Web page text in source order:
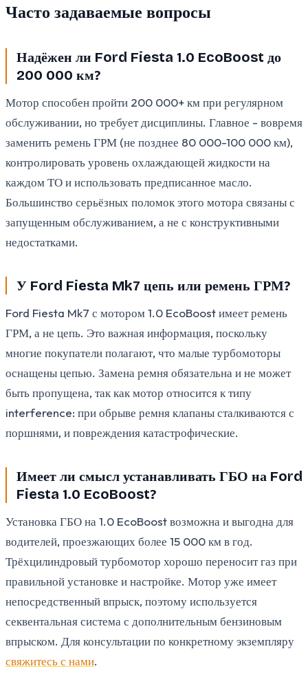
Часто задаваемые вопросы
Надёжен ли Ford Fiesta 1.0 EcoBoost до
200 000 км?
Мотор способен пройти 200 000+ км при регулярном
обслуживании, но требует дисциплины. Главное - вовремя
заменить ремень ГРМ (не позднее 80 000-100 000 км),
контролировать уровень охлаждающей жидкости на
каждом ТО и использовать предписанное масло.
Большинство серьёзных поломок этого мотора связаны с
запущенным обслуживанием, а не с конструктивными
недостатками.
У Ford Fiesta Mk7 цепь или ремень ГРМ?
Ford Fiesta Mk7 с мотором 1.0 EcoBoost имеет ремень
ГРМ, а не цепь. Это важная информация, поскольку
многие покупатели полагают, что малые турбомоторы
оснащены цепью. Замена ремня обязательна и не может
быть пропущена, так как мотор относится к типу
interference: при обрыве ремня клапаны сталкиваются с
поршнями, и повреждения катастрофические.
Имеет ли смысл устанавливать ГБО на Ford
Fiesta 1.0 EcoBoost?
Установка ГБО на 1.0 EcoBoost возможна и выгодна для
водителей, проезжающих более 15 000 км в год.
Трёхцилиндровый турбомотор хорошо переносит газ при
правильной установке и настройке. Мотор уже имеет
непосредственный впрыск, поэтому используется
секвентальная система с дополнительным бензиновым
впрыском. Для консультации по конкретному экземпляру
свяжитесь с нами.